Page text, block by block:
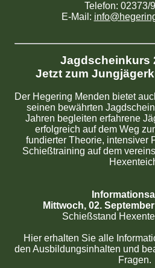
Telefon: 02373/
E-Mail:
Jagdscheinkurs
Jetzt zum
Der Hegering Menden bietet
seinen bewährten
Jahren begleiten erfahrene
erfolgreich auf dem Weg
fundierter Theorie, intensiver
Schießtraining auf dem
Mittwoch, 02.
Schießstand
Hier erhalten Sie alle
den Ausbildungsinhalten und
Fragen.